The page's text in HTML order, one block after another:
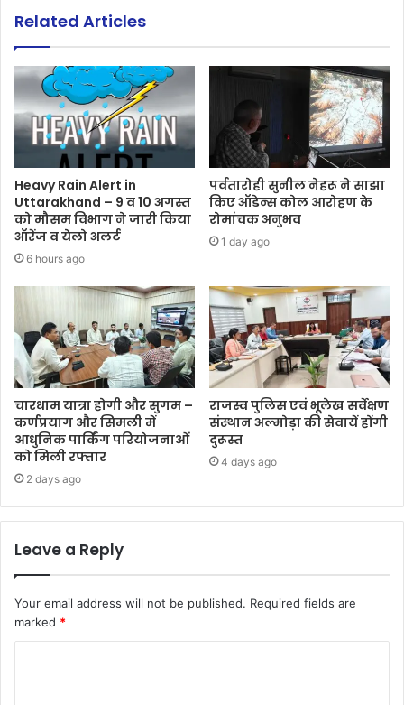
Related Articles
Heavy Rain Alert in
Uttarakhand – 9 व 10 अगस्त
को मौसम विभाग ने जारी किया
ऑरेंज व येलो अलर्ट
6 hours ago
पर्वतारोही सुनील नेहरू ने साझा
किए ऑडेन्स कोल आरोहण के
रोमांचक अनुभव
1 day ago
चारधाम यात्रा होगी और सुगम –
कर्णप्रयाग और सिमली में
आधुनिक पार्किंग परियोजनाओं
को मिली रफ्तार
2 days ago
राजस्व पुलिस एवं भूलेख सर्वेक्षण
संस्थान अल्मोड़ा की सेवायें होंगी
दुरूस्त
4 days ago
Leave a Reply
Your email address will not be published. Required fields are
marked *